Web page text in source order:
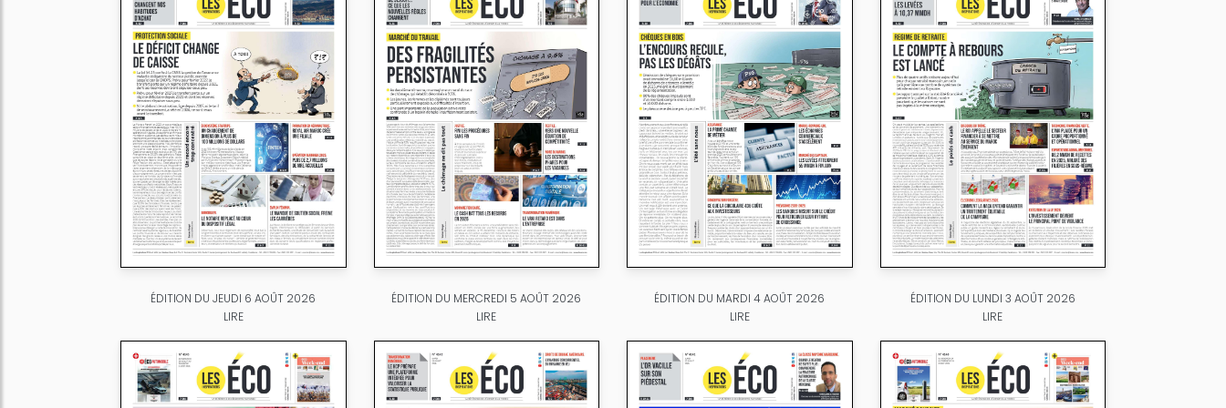
ÉDITION DU JEUDI 6 AOÛT 2026
LIRE
ÉDITION DU MERCREDI 5 AOÛT 2026
LIRE
ÉDITION DU MARDI 4 AOÛT 2026
LIRE
ÉDITION DU LUNDI 3 AOÛT 2026
LIRE